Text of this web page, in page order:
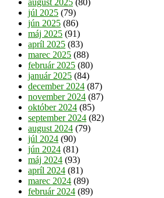
júl 2025 (79)
jún 2025 (86)
máj 2025 (91)
apríl 2025 (83)
marec 2025 (88)
február 2025 (80)
január 2025 (84)
december 2024 (87)
november 2024 (87)
október 2024 (85)
september 2024 (82)
august 2024 (79)
júl 2024 (90)
jún 2024 (81)
máj 2024 (93)
apríl 2024 (81)
marec 2024 (89)
február 2024 (89)